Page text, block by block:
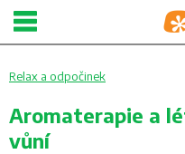
Relax a odpočinek
Aromaterapie a
vůní